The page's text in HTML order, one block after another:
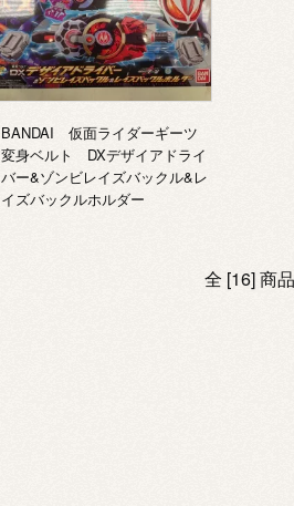
BANDAI 仮面ライダーギーツ
変身ベルト DXデザイアドライ
バー&ゾンビレイズバックル&レ
イズバックルホルダー
全 [16] 商